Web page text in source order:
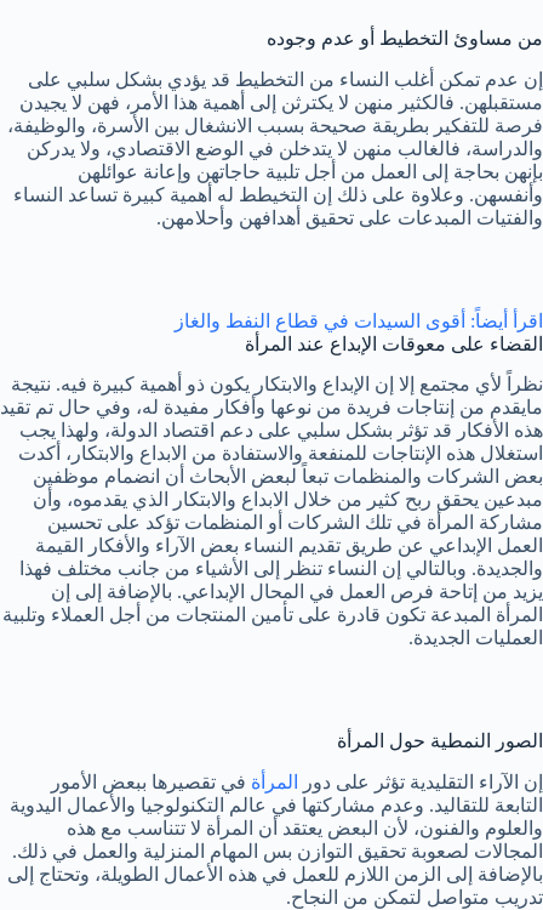
من مساوئ التخطيط أو عدم وجوده
إن عدم تمكن أغلب النساء من التخطيط قد يؤدي بشكل سلبي على
مستقبلهن. فالكثير منهن لا يكترثن إلى أهمية هذا الأمر، فهن لا يجيدن
فرصة للتفكير بطريقة صحيحة بسبب الانشغال بين الأسرة، والوظيفة،
والدراسة، فالغالب منهن لا يتدخلن في الوضع الاقتصادي، ولا يدركن
بإنهن بحاجة إلى العمل من أجل تلبية حاجاتهن وإعانة عوائلهن
وأنفسهن. وعلاوة على ذلك إن التخيطط له أهمية كبيرة تساعد النساء
والفتيات المبدعات على تحقيق أهدافهن وأحلامهن.
اقرأ أيضاً: أقوى السيدات في قطاع النفط والغاز
القضاء على معوقات الإبداع عند المرأة
نظراً لأي مجتمع إلا إن الإبداع والابتكار يكون ذو أهمية كبيرة فيه. نتيجة
مايقدم من إنتاجات فريدة من نوعها وأفكار مفيدة له، وفي حال تم تقيد
هذه الأفكار قد تؤثر بشكل سلبي على دعم اقتصاد الدولة، ولهذا يجب
استغلال هذه الإنتاجات للمنفعة والاستفادة من الابداع والابتكار، أكدت
بعض الشركات والمنظمات تبعاً لبعض الأبحاث أن انضمام موظفين
مبدعين يحقق ربح كثير من خلال الابداع والابتكار الذي يقدموه، وأن
مشاركة المرأة في تلك الشركات أو المنظمات تؤكد على تحسين
العمل الإبداعي عن طريق تقديم النساء بعض الآراء والأفكار القيمة
والجديدة. وبالتالي إن النساء تنظر إلى الأشياء من جانب مختلف فهذا
يزيد من إتاحة فرص العمل في المحال الإبداعي. بالإضافة إلى إن
المرأة المبدعة تكون قادرة على تأمين المنتجات من أجل العملاء وتلبية
العمليات الجديدة.
الصور النمطية حول المرأة
إن الآراء التقليدية تؤثر على دور
المرأة في تقصيرها ببعض الأمور
التابعة للتقاليد. وعدم مشاركتها في عالم التكنولوجيا والأعمال اليدوية
والعلوم والفنون، لأن البعض يعتقد أن المرأة لا تتناسب مع هذه
المجالات لصعوبة تحقيق التوازن بس المهام المنزلية والعمل في ذلك.
بالإضافة إلى الزمن اللازم للعمل في هذه الأعمال الطويلة، وتحتاج إلى
تدريب متواصل لتمكن من النجاح.